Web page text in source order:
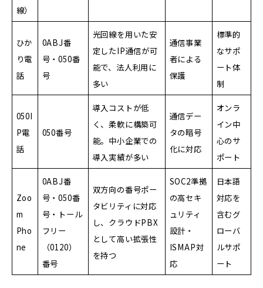
線）
ひか
り電
話
0ABJ番
号・050番
号
光回線を用いた安
定したIP通信が可
能で、法人利用に
多い
通信事業
者による
保護
標準的
なサポ
ート体
制
050I
P電
話
050番号
導入コストが低
く、柔軟に構築可
能。中小企業での
導入実績が多い
通信デー
タの暗号
化に対応
オンラ
イン中
心のサ
ポート
Zoo
m
Pho
ne
0ABJ番
号・050番
号・トール
フリー
（0120）
番号
双方向の番号ポー
タビリティに対応
し、クラウドPBX
として高い拡張性
を持つ
SOC2準拠
の高セキ
ュリティ
設計・
ISMAP対
応
日本語
対応を
含むグ
ローバ
ルサポ
ート